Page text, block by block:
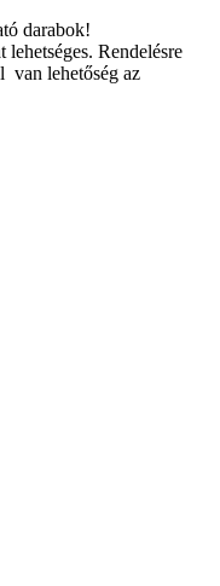
darabok!
Rendelésre
van lehetőség az